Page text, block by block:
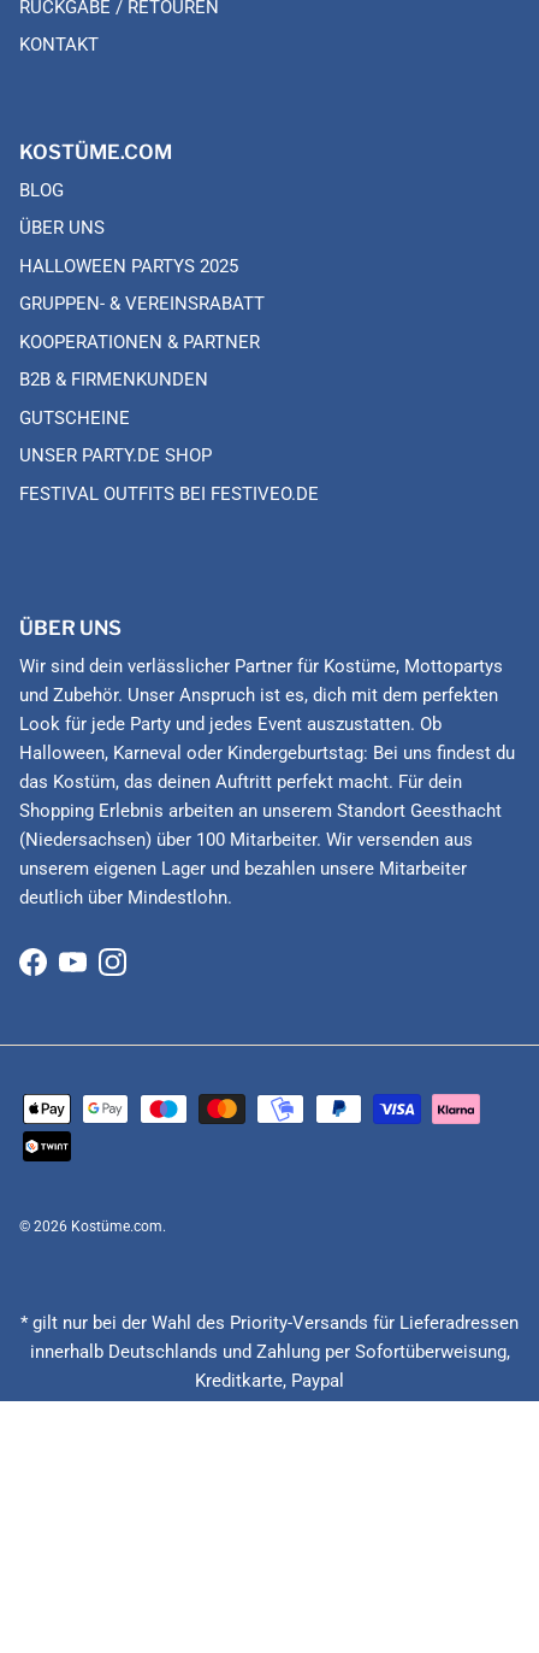
RÜCKGABE / RETOUREN
KONTAKT
KOSTÜME.COM
BLOG
ÜBER UNS
HALLOWEEN PARTYS 2025
GRUPPEN- & VEREINSRABATT
KOOPERATIONEN & PARTNER
B2B & FIRMENKUNDEN
GUTSCHEINE
UNSER PARTY.DE SHOP
FESTIVAL OUTFITS BEI FESTIVEO.DE
ÜBER UNS
Wir sind dein verlässlicher Partner für Kostüme, Mottopartys
und Zubehör. Unser Anspruch ist es, dich mit dem perfekten
Look für jede Party und jedes Event auszustatten. Ob
Halloween, Karneval oder Kindergeburtstag: Bei uns findest du
das Kostüm, das deinen Auftritt perfekt macht. Für dein
Shopping Erlebnis arbeiten an unserem Standort Geesthacht
(Niedersachsen) über 100 Mitarbeiter. Wir versenden aus
unserem eigenen Lager und bezahlen unsere Mitarbeiter
deutlich über Mindestlohn.
Facebook
YouTubeInstagram
© 2026 Kostüme.com.
* gilt nur bei der Wahl des Priority-Versands für Lieferadressen
innerhalb Deutschlands und Zahlung per Sofortüberweisung,
Kreditkarte, Paypal